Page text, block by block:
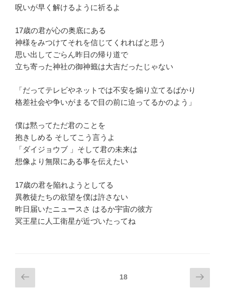
呪いが早く解けるように祈るよ
17歳の君が心の奥底にある
神様をみつけてそれを信じてくれればと思う
思い出してごらん昨日の帰り道で
立ち寄った神社の御神籤は大吉だったじゃない
「だってテレビやネットでは不安を煽り立てるばかり
格差社会や争いがまるで目の前に迫ってるかのよう」
僕は黙ってただ君のことを
抱きしめる そしてこう言うよ
「ダイジョウブ 」そして君の未来は
想像より無限にある事を伝えたい
17歳の君を陥れようとしてる
異教徒たちの欲望を僕は許さない
昨日届いたニュースさ はるか宇宙の彼方
冥王星に人工衛星が近づいたってね
投
稿
前
の
18
次
の